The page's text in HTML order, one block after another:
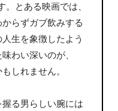
とある映画では、
らずガブ飲みする
生を象徴したよう
わい深いのが、
しれません。
る男らしい腕には